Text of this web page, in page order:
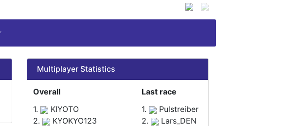
Multiplayer Statistics
Overall
Last race
1.
KIYOTO 1.
Pulstreiber
2.
KYOKYO123 2.
Lars_DEN